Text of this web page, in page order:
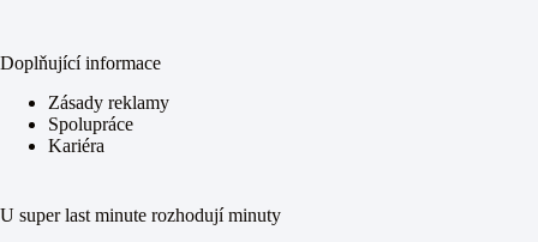
Doplňující informace
Zásady reklamy
Spolupráce
Kariéra
U super last minute rozhodují minuty